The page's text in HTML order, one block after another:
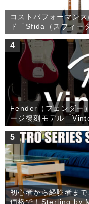
コストパフォーマン
ド「Sfida（スフィー
4
Fender（フェンダー
ージ復刻モデル「
5
初心者から経験者ま
価格で！Sterling by